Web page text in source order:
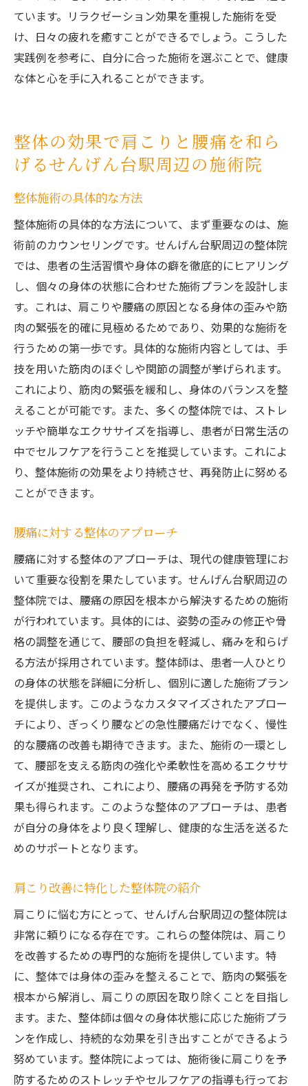
ています。リラクゼーション効果を重視した施術を受
け、日々の疲れを癒すことができるでしょう。こうした
実践例を参考に、自分に合った施術を選ぶことで、健康
な体と心を手に入れることができます。
整体の効果で肩こりと腰痛を和ら
げるせんげん台駅周辺の施術院
整体施術の具体的な方法
整体施術の具体的な方法について、まず重要なのは、施
術前のカウンセリングです。せんげん台駅周辺の整体院
では、患者の生活習慣や身体の癖を徹底的にヒアリング
し、個々の身体の状態に合わせた施術プランを設計しま
す。これは、肩こりや腰痛の原因となる身体の歪みや筋
肉の緊張を的確に見極めるためであり、効果的な施術を
行うための第一歩です。具体的な施術内容としては、手
技を用いた筋肉のほぐしや関節の調整が挙げられます。
これにより、筋肉の緊張を緩和し、身体のバランスを整
えることが可能です。また、多くの整体院では、ストレ
ッチや簡単なエクササイズを指導し、患者が日常生活の
中でセルフケアを行うことを推奨しています。これによ
り、整体施術の効果をより持続させ、再発防止に努める
ことができます。
腰痛に対する整体のアプローチ
腰痛に対する整体のアプローチは、現代の健康管理にお
いて重要な役割を果たしています。せんげん台駅周辺の
整体院では、腰痛の原因を根本から解決するための施術
が行われています。具体的には、姿勢の歪みの修正や骨
格の調整を通じて、腰部の負担を軽減し、痛みを和らげ
る方法が採用されています。整体師は、患者一人ひとり
の身体の状態を詳細に分析し、個別に適した施術プラン
を提供します。このようなカスタマイズされたアプロー
チにより、ぎっくり腰などの急性腰痛だけでなく、慢性
的な腰痛の改善も期待できます。また、施術の一環とし
て、腰部を支える筋肉の強化や柔軟性を高めるエクササ
イズが推奨され、これにより、腰痛の再発を予防する効
果も得られます。このような整体のアプローチは、患者
が自分の身体をより良く理解し、健康的な生活を送るた
めのサポートとなります。
肩こり改善に特化した整体院の紹介
肩こりに悩む方にとって、せんげん台駅周辺の整体院は
非常に頼りになる存在です。これらの整体院は、肩こり
を改善するための専門的な施術を提供しています。特
に、整体では身体の歪みを整えることで、筋肉の緊張を
根本から解消し、肩こりの原因を取り除くことを目指し
ます。また、整体師は個々の身体状態に応じた施術プラ
ンを作成し、持続的な効果を引き出すことができるよう
努めています。整体院によっては、施術後に肩こりを予
防するためのストレッチやセルフケアの指導も行ってお